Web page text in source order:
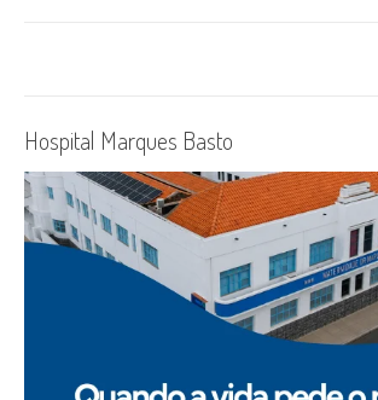
Hospital Marques Basto